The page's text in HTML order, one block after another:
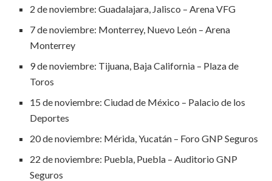
2 de noviembre: Guadalajara, Jalisco – Arena VFG
7 de noviembre: Monterrey, Nuevo León – Arena
Monterrey
9 de noviembre: Tijuana, Baja California – Plaza de
Toros
15 de noviembre: Ciudad de México – Palacio de los
Deportes
20 de noviembre: Mérida, Yucatán – Foro GNP Seguros
22 de noviembre: Puebla, Puebla – Auditorio GNP
Seguros